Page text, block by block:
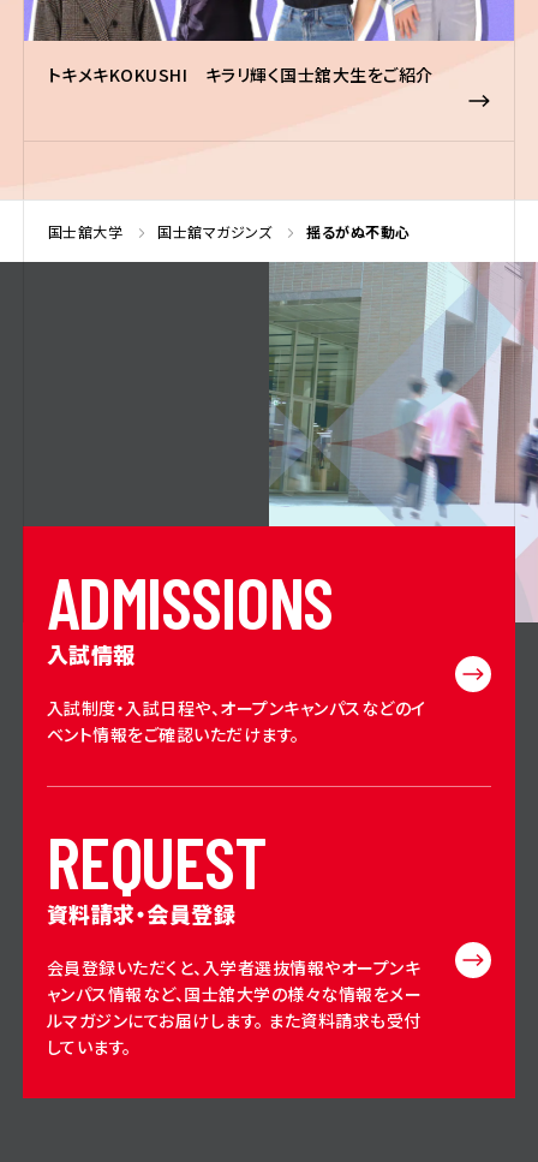
トキメキKOKUSHI キラリ輝く国士舘大生をご紹介
国士舘大学 国士舘マガジンズ 揺るがぬ不動心
ADMISSIONS
入試情報
入試制度・入試日程や、オープンキャンパスなどのイ
ベント情報をご確認いただけます。
REQUEST
資料請求・会員登録
会員登録いただくと、入学者選抜情報やオープンキ
ャンパス情報など、国士舘大学の様々な情報をメー
ルマガジンにてお届けします。 また資料請求も受付
しています。